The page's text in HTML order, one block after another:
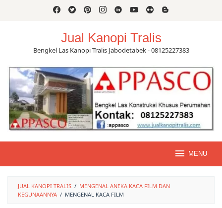
Jual Kanopi Tralis
Bengkel Las Kanopi Tralis Jabodetabek - 08125227383
MENU
JUAL KANOPI TRALIS / MENGENAL ANEKA KACA FILM DAN
KEGUNAANNYA / MENGENAL KACA FILM